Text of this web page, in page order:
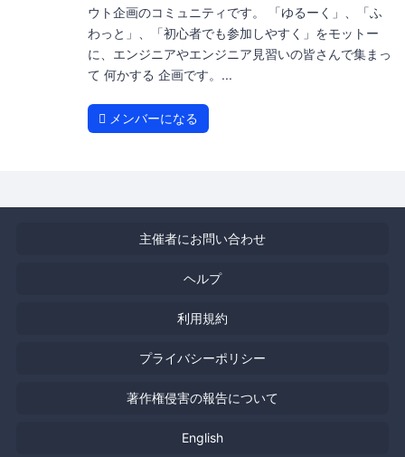
ウト企画のコミュニティです。 「ゆるーく」、「ふ
わっと」、「初心者でも参加しやすく」をモットー
に、エンジニアやエンジニア見習いの皆さんで集まっ
て 何かする 企画です。...
メンバーになる
主催者にお問い合わせ
ヘルプ
利用規約
プライバシーポリシー
著作権侵害の報告について
English